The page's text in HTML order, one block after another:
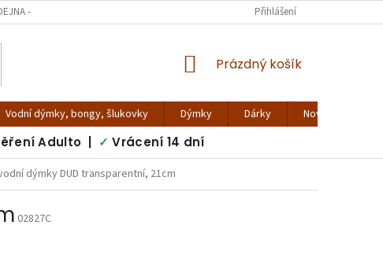
- VIRTUÁLNÍ PROHLÍDKA VRÁCENÍ ZBOŽÍ
Přihlášení
NÁKUPNÍ
Prázdný košík
Vodní dýmky, bongy, šlukovky Dýmky Dárky Novinky - blog
Adulto | ✓ Vrácení 14 dní
dýmky DUD transparentní, 21cm
02827C